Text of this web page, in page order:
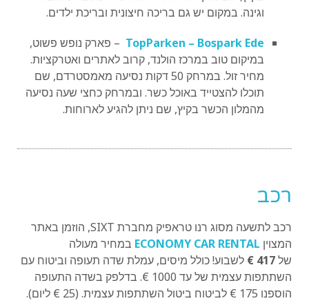
וגינה. במקום יש גם בריכה חיצונית ובריכת ילדים.
TopParken – Bospark Ede – פארק נופש פשוט,
במיקום טוב במרכז הולנד, קרוב לאתרים ואטרקציות.
מחיר זול. במרחק 50 דקות נסיעה מאמסטרדם, שם
תוכלו להצטייד באוכל כשר. ובמרחק כחצי שעה נסיעה
מהמלון הכשר בקיץ, שם ניתן להגיע לארוחות.
רכב
רכב לתשעה מסוג רנו טראפיק מחברת SIXT, הוזמן באתר
המצוין ECONOMY CAR RENTAL במחיר מעולה
של417 €
לשבוע! כולל מיסים, עמלת שדה תעופה וביטוח עם
השתתפות עצמית של עד 1000 €. בדלפק בשדה התעופה
הוספנו 175 € לביטוח ביטול השתתפות עצמית. (25 € ליום).